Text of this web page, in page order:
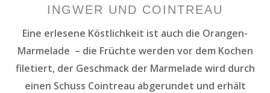
INGWER UND COINTREAU
Eine erlesene Köstlichkeit ist auch die Orangen-
Marmelade – die Früchte werden vor dem Kochen
filetiert, der Geschmack der Marmelade wird durch
einen Schuss Cointreau abgerundet und erhält